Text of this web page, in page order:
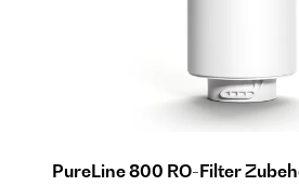
PureLine 800 RO-Filter